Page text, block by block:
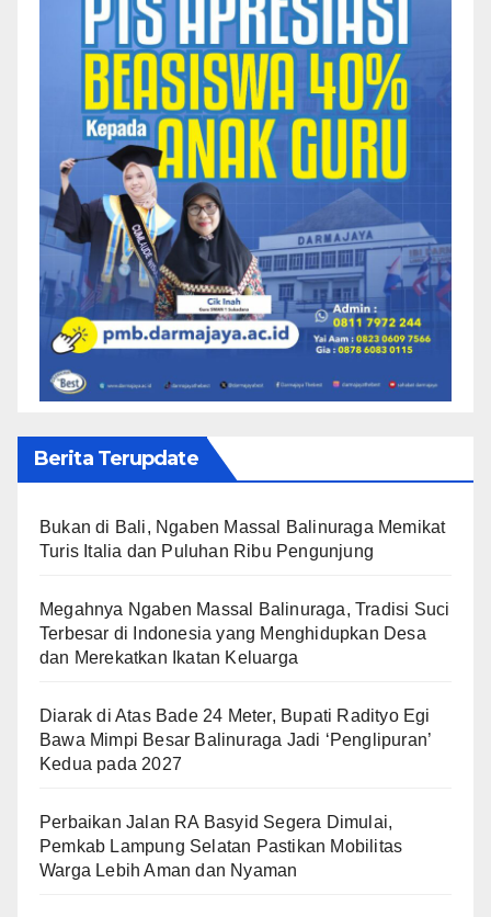
Berita Terupdate
Bukan di Bali, Ngaben Massal Balinuraga Memikat
Turis Italia dan Puluhan Ribu Pengunjung
Megahnya Ngaben Massal Balinuraga, Tradisi Suci
Terbesar di Indonesia yang Menghidupkan Desa
dan Merekatkan Ikatan Keluarga
Diarak di Atas Bade 24 Meter, Bupati Radityo Egi
Bawa Mimpi Besar Balinuraga Jadi ‘Penglipuran’
Kedua pada 2027
Perbaikan Jalan RA Basyid Segera Dimulai,
Pemkab Lampung Selatan Pastikan Mobilitas
Warga Lebih Aman dan Nyaman